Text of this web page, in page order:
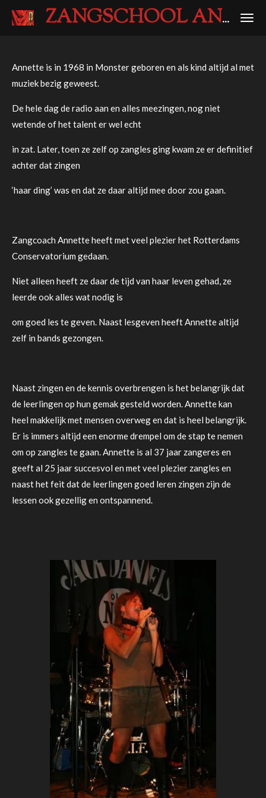
Ga
ZANGSCHOOL ANNETTE
Annette is in 1968 in Monster geboren en als kind altijd al met
muziek bezig geweest.
De hele dag de radio aan en alles meezingen, nog niet
wetende of het talent er wel echt
in zat. Later, toen ze zelf op zangles ging kwam ze er definitief
achter dat zingen
‘haar ding’ was en dat ze daar altijd mee door zou gaan.
Zangcoach Annette heeft met veel plezier het Rotterdams
Conservatorium gedaan.
Niet alleen heeft ze daar de tijd van haar leven gehad, ze
leerde ook alles wat nodig is
om goed les te geven. Naast lesgeven heeft Annette altijd
zelf in bands gezongen.
Naast zingen en de kennis overbrengen is het belangrijk dat
de leerlingen op hun gemak gesteld worden. Annette kan
heel makkelijk met mensen overweg en dat is heel belangrijk.
Er is immers altijd een enorme drempel om de stap te nemen
om op zangles te gaan. Annette is al 37 jaar zangeres en
geeft al 25 jaar succesvol en met veel plezier zangles en
naast het feit dat de leerlingen goed leren zingen zijn de
lessen ook gezellig en ontspannend.